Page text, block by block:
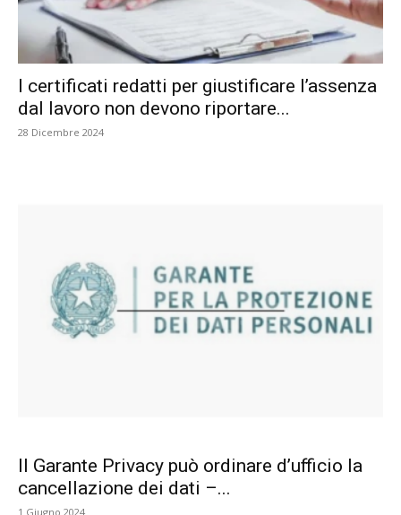
I certificati redatti per giustificare l’assenza
dal lavoro non devono riportare...
28 Dicembre 2024
Il Garante Privacy può ordinare d’ufficio la
cancellazione dei dati –...
1 Giugno 2024